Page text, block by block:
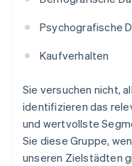
Psychografische
Kaufverhalten
Sie versuchen nicht,
identifizieren das
und wertvollste
Sie diese Gruppe,
unseren Zielstädten